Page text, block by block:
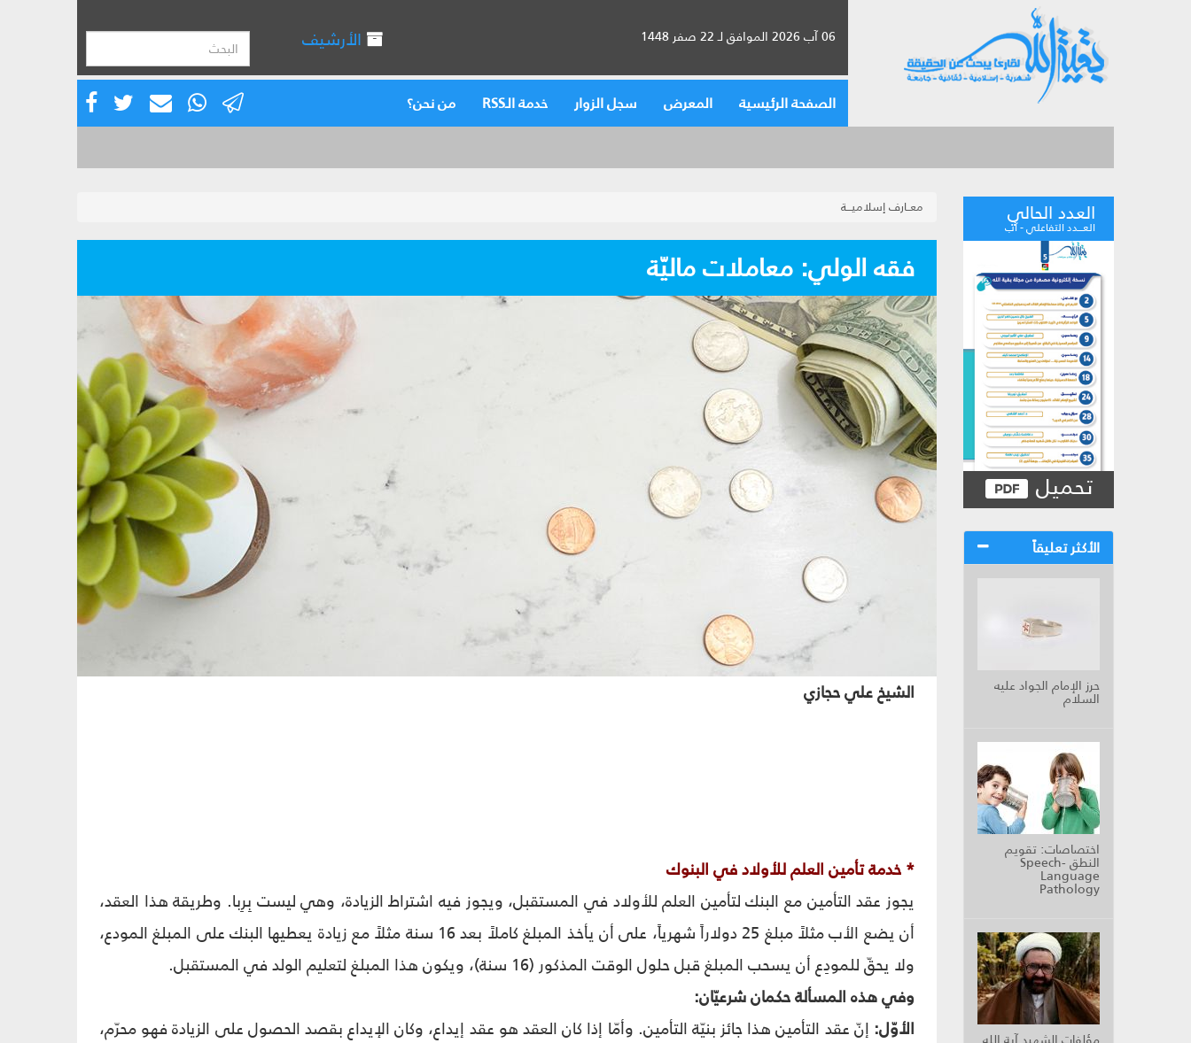
06 آب 2026 الموافق لـ 22 صفر 1448 الأرشيف
الصفحة الرئيسية المعرض سجل الزوار خدمة الـRSS من نحن؟
العدد الحالي
العـــدد التفاعلي - آب
تحميل
الأكثر تعليقاً
حرز الإمام الجواد عليه
السلام
اختصاصات: تقويم
النطق Speech-
Language
Pathology
معــارف إسلاميـــة
فقه الولي‏: معاملات ماليّة
الشيخ علي حجازي‏
* خدمة تأمين العلم للأولاد في البنوك‏
يجوز عقد التأمين مع البنك لتأمين العلم للأولاد في المستقبل، ويجوز فيه اشتراط الزيادة، وهي ليست بِرِبا. وطريقة هذا العقد،
أن يضع الأب مثلاً مبلغ 25 دولاراً شهرياً، على أن يأخذ المبلغ كاملاً بعد 16 سنة مثلاً مع زيادة يعطيها البنك على المبلغ المودع،
ولا يحقّ للمودِع أن يسحب المبلغ قبل حلول الوقت المذكور (16 سنة)، ويكون هذا المبلغ لتعليم الولد في المستقبل.
وفي هذه المسألة حكمان شرعيّان:
الأوّل: إنّ عقد التأمين هذا جائز بنيّة التأمين. وأمّا إذا كان العقد هو عقد إيداع، وكان الإيداع بقصد الحصول على الزيادة فهو محرّم،